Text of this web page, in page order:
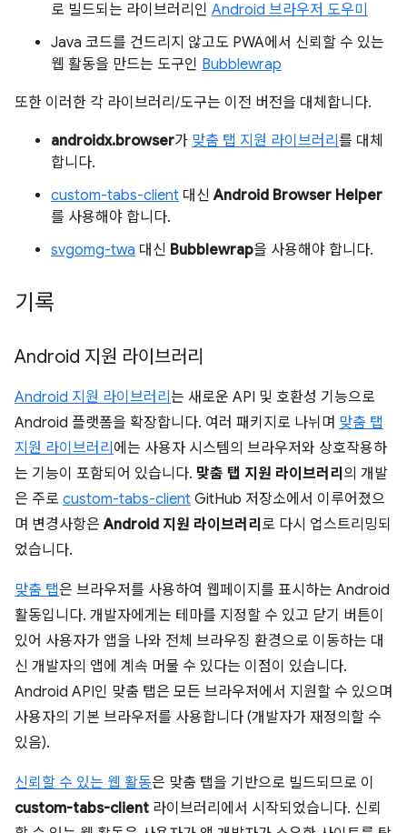
로 빌드되는 라이브러리인 Android 브라우저 도우미
Java 코드를 건드리지 않고도 PWA에서 신뢰할 수 있는
웹 활동을 만드는 도구인 Bubblewrap
또한 이러한 각 라이브러리/도구는 이전 버전을 대체합니다.
androidx.browser가 맞춤 탭 지원 라이브러리 를 대체
합니다.
custom-tabs-client 대신Android Browser Helper
를 사용해야 합니다.
svgomg-twa 대신 Bubblewrap을 사용해야 합니다.
기록
Android 지원 라이브러리
Android 지원 라이브러리 는 새로운 API 및 호환성 기능으로
Android 플랫폼을 확장합니다. 여러 패키지로 나뉘며 맞춤 탭
지원 라이브러리 에는 사용자 시스템의 브라우저와 상호작용하
는 기능이 포함되어 있습니다. 맞춤 탭 지원 라이브러리 의 개발
은 주로 custom-tabs-client GitHub 저장소에서 이루어졌으
며 변경사항은Android 지원 라이브러리 로 다시 업스트리밍되
었습니다.
맞춤 탭은 브라우저를 사용하여 웹페이지를 표시하는 Android
활동입니다. 개발자에게는 테마를 지정할 수 있고 닫기 버튼이
있어 사용자가 앱을 나와 전체 브라우징 환경으로 이동하는 대
신 개발자의 앱에 계속 머물 수 있다는 이점이 있습니다.
Android API인 맞춤 탭은 모든 브라우저에서 지원할 수 있으며
사용자의 기본 브라우저를 사용합니다 (개발자가 재정의할 수
있음).
신뢰할 수 있는 웹 활동은 맞춤 탭을 기반으로 빌드되므로 이
custom-tabs-client 라이브러리에서 시작되었습니다. 신뢰